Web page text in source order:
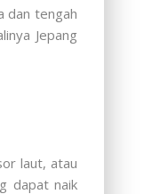
dan tengah
Jepang
laut, atau
dapat naik